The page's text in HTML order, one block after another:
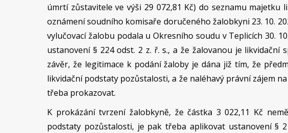
úmrtí zůstavitele ve výši 29 072,81 Kč) do seznamu
oznámení soudního komisaře doručeného žalobkyni 23. 10.
vylučovací žalobu podala u Okresního soudu v Teplicích 30.
ustanovení § 224 odst. 2 z. ř. s., a že žalovanou je likvidační
závěr, že legitimace k podání žaloby je dána již tím, že
likvidační podstaty pozůstalosti, a že naléhavý právní zájem
třeba prokazovat.
K prokázání tvrzení žalobkyně, že částka 3 022,11 Kč
podstaty pozůstalosti, je pak třeba aplikovat ustanovení §